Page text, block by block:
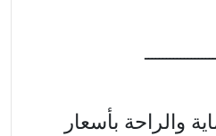
والراحة بأسعار